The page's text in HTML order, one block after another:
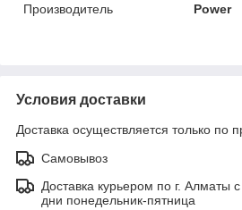
Производитель
Power
Условия доставки
Доставка осуществляется только по
Самовывоз
Доставка курьером по г. Алматы
дни понедельник-пятница